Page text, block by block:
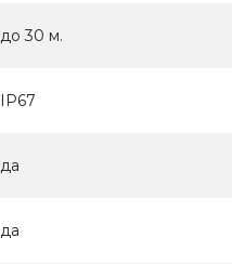
до 30 м.
IP67
да
да